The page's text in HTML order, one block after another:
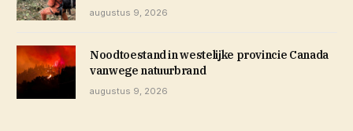
augustus 9, 2026
Noodtoestand in westelijke provincie Canada
vanwege natuurbrand
augustus 9, 2026